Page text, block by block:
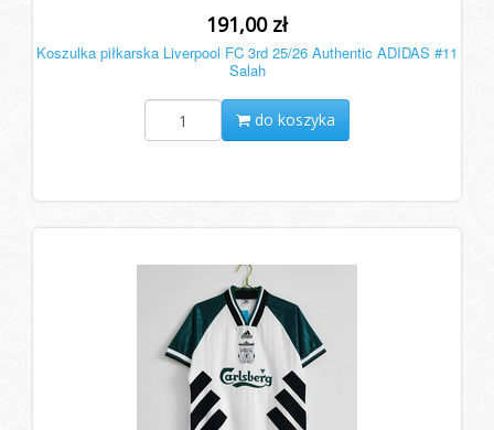
191,00 zł
Koszulka piłkarska Liverpool FC 3rd 25/26 Authentic ADIDAS #11
Salah
do koszyka